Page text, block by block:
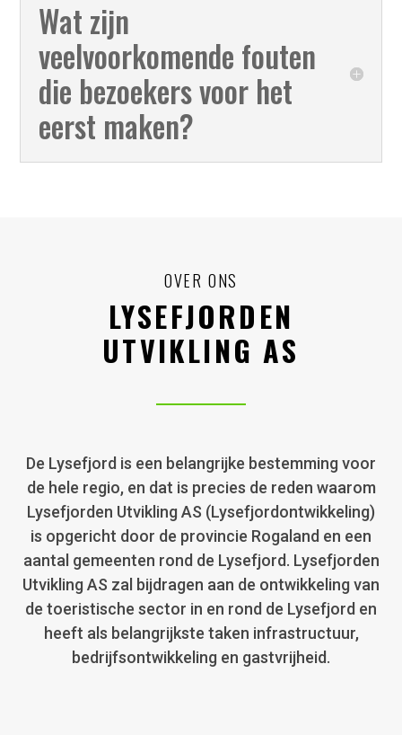
Wat zijn
veelvoorkomende fouten
die bezoekers voor het
eerst maken?
OVER ONS
LYSEFJORDEN
UTVIKLING AS
De Lysefjord is een belangrijke bestemming voor
de hele regio, en dat is precies de reden waarom
Lysefjorden Utvikling AS (Lysefjordontwikkeling)
is opgericht door de provincie Rogaland en een
aantal gemeenten rond de Lysefjord. Lysefjorden
Utvikling AS zal bijdragen aan de ontwikkeling van
de toeristische sector in en rond de Lysefjord en
heeft als belangrijkste taken infrastructuur,
bedrijfsontwikkeling en gastvrijheid.